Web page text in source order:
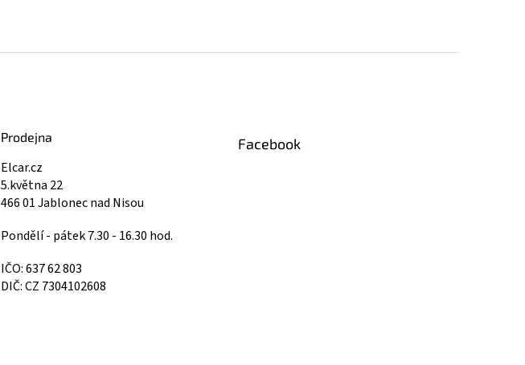
Prodejna
Elcar.cz
5.května 22
466 01 Jablonec nad Nisou
Pondělí - pátek 7.30 - 16.30 hod.
IČO: 637 62 803
DIČ: CZ 7304102608
Facebook